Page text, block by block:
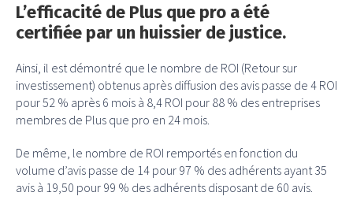
L’efficacité de Plus que pro a été
certifiée par un huissier de justice.
Ainsi, il est démontré que le nombre de ROI (Retour sur
investissement) obtenus après diffusion des avis passe de 4 ROI
pour 52 % après 6 mois à 8,4 ROI pour 88 % des entreprises
membres de Plus que pro en 24 mois.
De même, le nombre de ROI remportés en fonction du
volume d’avis passe de 14 pour 97 % des adhérents ayant 35
avis à 19,50 pour 99 % des adhérents disposant de 60 avis.